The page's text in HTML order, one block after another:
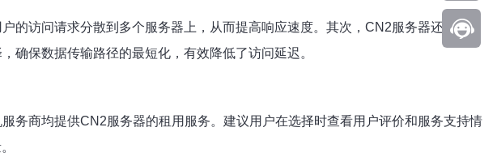
访问请求分散到多个服务器上，从而提高响应速度。其次，CN2服务器还使用了
确保数据传输路径的最短化，有效降低了访问延迟。
务商均提供CN2服务器的租用服务。建议用户在选择时查看用户评价和服务支持情